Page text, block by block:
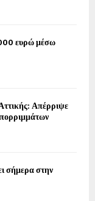
ευρώ μέσω
Απέρριψε
σήμερα στην